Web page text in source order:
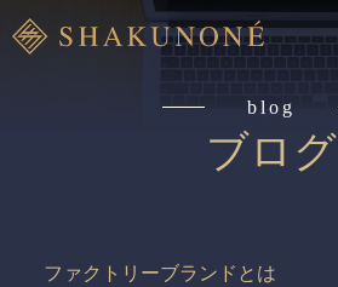
blog
ブログ
ファクトリーブランドとは